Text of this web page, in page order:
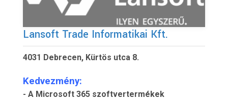
Lansoft Trade Informatikai Kft.
4031 Debrecen, Kürtös utca 8.
Kedvezmény:
- A Microsoft 365 szoftvertermékek